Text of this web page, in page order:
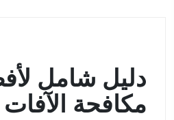
دليل شامل
مكافحة